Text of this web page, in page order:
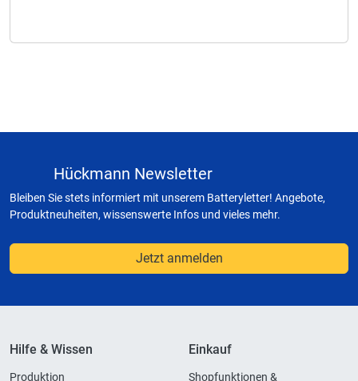
Hückmann Newsletter
Bleiben Sie stets informiert mit unserem Batteryletter! Angebote,
Produktneuheiten, wissenswerte Infos und vieles mehr.
Jetzt anmelden
Hilfe & Wissen
Produktion
Einkauf
Shopfunktionen &